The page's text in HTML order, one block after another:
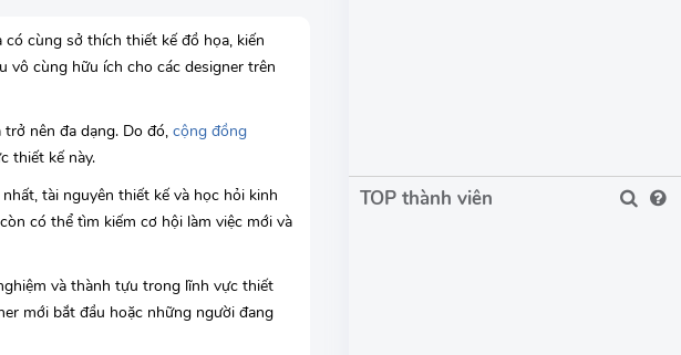
cùng sở thích thiết kế đồ họa, kiến
vô cùng hữu ích cho các designer trên
nên đa dạng. Do đó, cộng đồng
thiết kế này.
tài nguyên thiết kế và học hỏi kinh
có thể tìm kiếm cơ hội làm việc mới và
và thành tựu trong lĩnh vực thiết
mới bắt đầu hoặc những người đang
TOP thành viên